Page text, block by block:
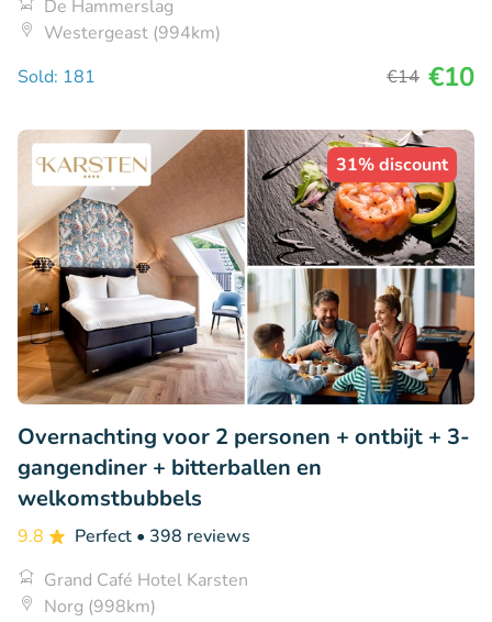
De Hammerslag
Westergeast (994km)
Sold: 181
€14 €10
31% discount
Overnachting voor 2 personen + ontbijt + 3-
gangendiner + bitterballen en
welkomstbubbels
9.8 Perfect • 398 reviews
Grand Café Hotel Karsten
Norg (998km)